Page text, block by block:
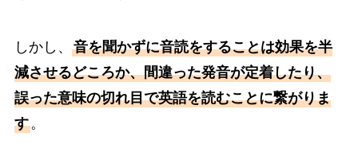
しかし、 音を聞かずに音読をすることは効果を半
減させるどころか、間違った発音が定着したり、
誤った意味の切れ目で英語を読むことに繋がりま
す。